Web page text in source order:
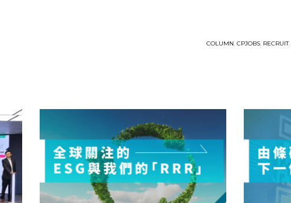
COLUMN, CPJOBS, RECRUIT,